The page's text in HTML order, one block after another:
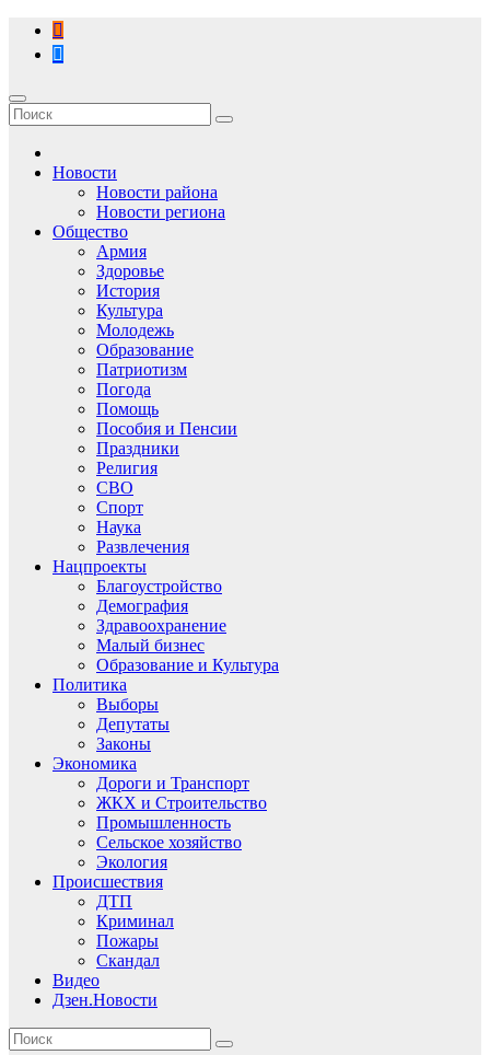
Перейти
содержимому
Новости
Новости района
Новости региона
Общество
Армия
Здоровье
История
Культура
Молодежь
Образование
Патриотизм
Погода
Помощь
Пособия и Пенсии
Праздники
Религия
СВО
Спорт
Наука
Развлечения
Нацпроекты
Благоустройство
Демография
Здравоохранение
Малый бизнес
Образование и Культура
Политика
Выборы
Депутаты
Законы
Экономика
Дороги и Транспорт
ЖКХ и Строительство
Промышленность
Сельское хозяйство
Экология
Происшествия
ДТП
Криминал
Пожары
Скандал
Видео
Дзен.Новости